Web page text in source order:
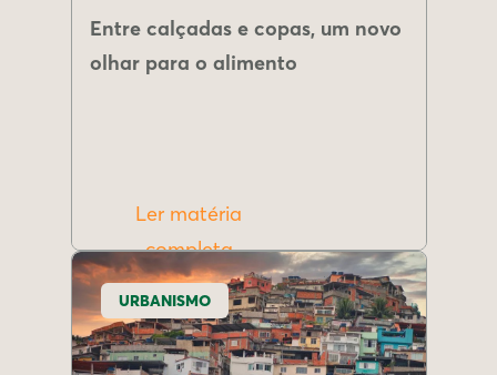
Entre calçadas e copas, um novo
olhar para o alimento
Ler matéria
completa
URBANISMO